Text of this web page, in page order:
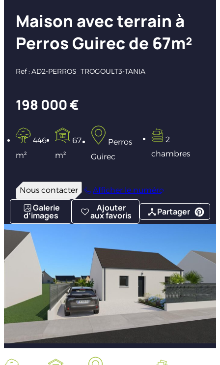
Maison avec terrain à
Perros Guirec de 67m²
Ref : AD2-PERROS_TROGOULT3-TANIA
198 000 €
446
m²
67
m²
Perros
Guirec
2
chambres
Nous contacter Afficher le numéro
Galerie
d’images
Ajouter
aux favoris Partager